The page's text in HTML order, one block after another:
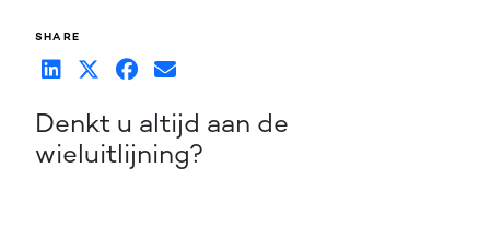
SHARE
Denkt u altijd aan de
wieluitlijning?